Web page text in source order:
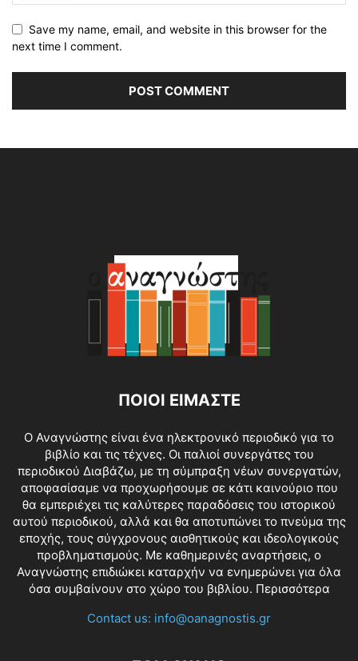
Save my name, email, and website in this browser for the
next time I comment.
ΠΟΙΟΙ ΕΙΜΑΣΤΕ
O Αναγνώστης είναι ένα ηλεκτρονικό περιοδικό για το
βιβλίο και τις τέχνες. Οι παλιοί συνεργάτες του
περιοδικού Διαβάζω, με τη σύμπραξη νέων συνεργατών,
αποφασίσαμε να προχωρήσουμε σε κάτι καινούριο που
θα εμπεριέχει τις καλύτερες παραδόσεις του ιστορικού
αυτού περιοδικού, αλλά και θα αποτυπώνει το πνεύμα της
εποχής, τους σύγχρονους αισθητικούς και ιδεολογικούς
προβληματισμούς. Με καθημερινές αναρτήσεις, ο
Αναγνώστης επιδιώκει καταρχήν να ενημερώνει για όλα
όσα συμβαίνουν στο χώρο του βιβλίου. Περισσότερα
Contact us: info@oanagnostis.gr